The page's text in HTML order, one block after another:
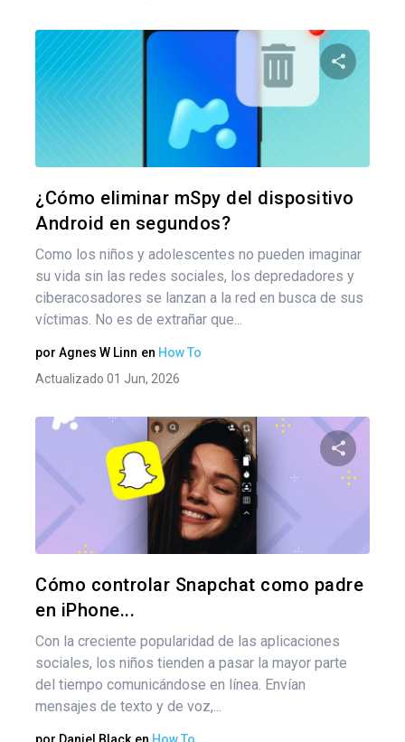
¿Cómo eliminar mSpy del dispositivo
Android en segundos?
Como los niños y adolescentes no pueden imaginar
su vida sin las redes sociales, los depredadores y
ciberacosadores se lanzan a la red en busca de sus
víctimas. No es de extrañar que...
por Agnes W Linn en How To
Actualizado 01 Jun, 2026
Cómo controlar Snapchat como padre
en iPhone...
Con la creciente popularidad de las aplicaciones
sociales, los niños tienden a pasar la mayor parte
del tiempo comunicándose en línea. Envían
mensajes de texto y de voz,...